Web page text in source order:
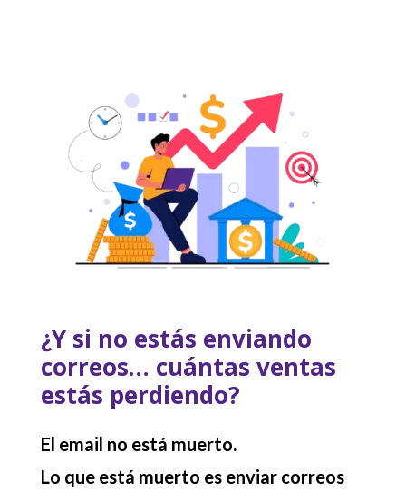
¿Y si no estás enviando
correos… cuántas ventas
estás perdiendo?
El email no está muerto.
Lo que está muerto es enviar correos